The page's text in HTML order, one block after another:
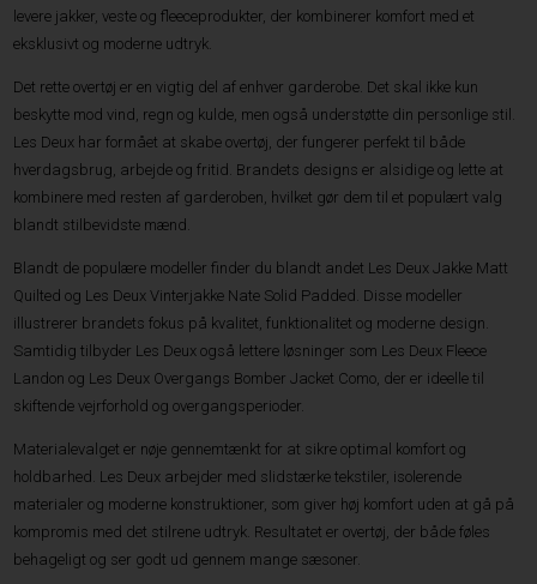
levere jakker, veste og fleeceprodukter, der kombinerer komfort med et
eksklusivt og moderne udtryk.
Det rette overtøj er en vigtig del af enhver garderobe. Det skal ikke kun
beskytte mod vind, regn og kulde, men også understøtte din personlige stil.
Les Deux har formået at skabe overtøj, der fungerer perfekt til både
hverdagsbrug, arbejde og fritid. Brandets designs er alsidige og lette at
kombinere med resten af garderoben, hvilket gør dem til et populært valg
blandt stilbevidste mænd.
Blandt de populære modeller finder du blandt andet Les Deux Jakke Matt
Quilted og Les Deux Vinterjakke Nate Solid Padded. Disse modeller
illustrerer brandets fokus på kvalitet, funktionalitet og moderne design.
Samtidig tilbyder Les Deux også lettere løsninger som Les Deux Fleece
Landon og Les Deux Overgangs Bomber Jacket Como, der er ideelle til
skiftende vejrforhold og overgangsperioder.
Materialevalget er nøje gennemtænkt for at sikre optimal komfort og
holdbarhed. Les Deux arbejder med slidstærke tekstiler, isolerende
materialer og moderne konstruktioner, som giver høj komfort uden at gå på
kompromis med det stilrene udtryk. Resultatet er overtøj, der både føles
behageligt og ser godt ud gennem mange sæsoner.